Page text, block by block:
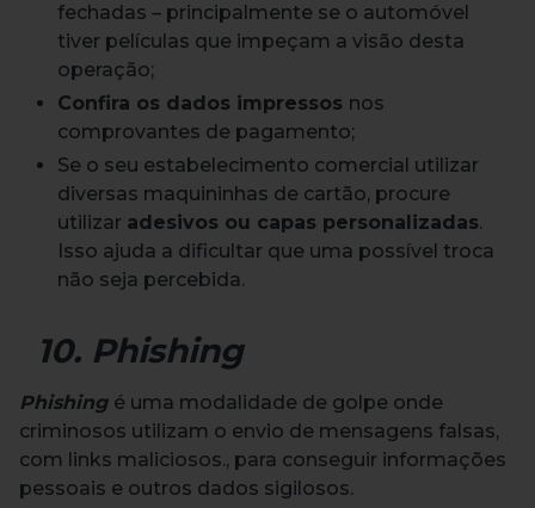
fechadas – principalmente se o automóvel
tiver películas que impeçam a visão desta
operação;
Confira os dados impressos nos
comprovantes de pagamento;
Se o seu estabelecimento comercial utilizar
diversas maquininhas de cartão, procure
utilizar adesivos ou capas personalizadas.
Isso ajuda a dificultar que uma possível troca
não seja percebida.
10. Phishing
Phishing é uma modalidade de golpe onde
criminosos utilizam o envio de mensagens falsas,
com links maliciosos., para conseguir informações
pessoais e outros dados sigilosos.